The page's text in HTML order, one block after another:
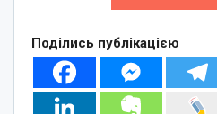
Поділись публікацією